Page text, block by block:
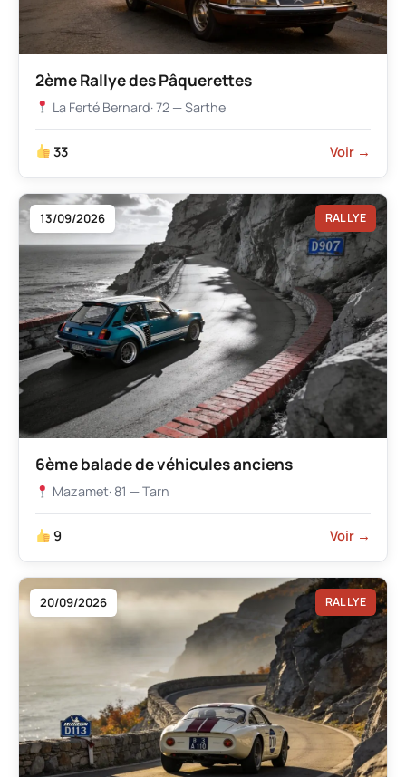
2ème Rallye des Pâquerettes
La Ferté Bernard· 72 — Sarthe
33 Voir →
13/09/2026 RALLYE
6ème balade de véhicules anciens
Mazamet· 81 — Tarn
9 Voir →
20/09/2026 RALLYE